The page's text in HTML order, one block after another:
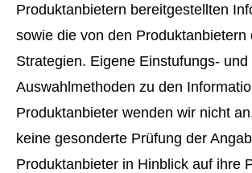
Produktanbietern bereitgestellten
sowie die von den Produktanbietern
Strategien. Eigene Einstufungs- und
Auswahlmethoden zu den
Produktanbieter wenden wir nicht
keine gesonderte Prüfung der
Produktanbieter in Hinblick auf ihre